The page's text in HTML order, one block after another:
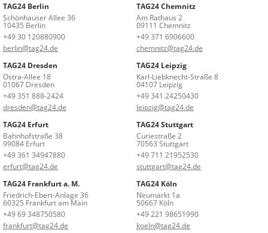
TAG24 Berlin
Schönhauser Allee 36
10435 Berlin
+49 30 120880900
berlin@tag24.de
TAG24 Chemnitz
Am Rathaus 2
09111 Chemnitz
+49 371 6906600
chemnitz@tag24.de
TAG24 Dresden
Ostra-Allee 18
01067 Dresden
+49 351 888-2424
dresden@tag24.de
TAG24 Leipzig
Karl-Liebknecht-Straße 8
04107 Leipzig
+49 341 24250430
leipzig@tag24.de
TAG24 Erfurt
Bahnhofstraße 38
99084 Erfurt
+49 361 34947880
erfurt@tag24.de
TAG24 Stuttgart
Curiestraße 2
70563 Stuttgart
+49 711 21952530
stuttgart@tag24.de
TAG24 Frankfurt a. M.
Friedrich-Ebert-Anlage 36
60325 Frankfurt am Main
+49 69 348750580
frankfurt@tag24.de
TAG24 Köln
Neumarkt 1a
50667 Köln
+49 221 98651990
koeln@tag24.de